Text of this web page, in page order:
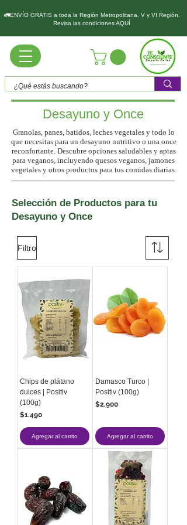
🚛ENVÍO GRATIS a toda la Región Metropolitana, V y VI Región.
Revisa las condiciones AQUÍ
Desayuno y Once
Granolas, panes, batidos, leches vegetales y todo lo
que necesitas para un desayuno nutritivo o una once
reconfortante. Descubre opciones saludables y aptas
para veganos, incluyendo quesos veganos, jamones
vegetales y otros productos para tus comidas diarias.
Selección de Productos para tu
Desayuno y Once
Filtro
Chips de plátano
dulces | Positiv
(100g)
Precio
$1.490
Agregar al carrito
Damasco Turco |
Positiv (100g)
Precio
$2.900
Agregar al carrito